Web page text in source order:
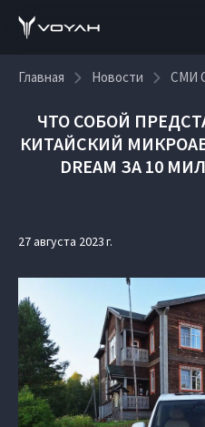
Главная Новости СМИ
ЧТО СОБОЙ
КИТАЙСКИЙ
DREAM ЗА 10
27 августа 2023 г.